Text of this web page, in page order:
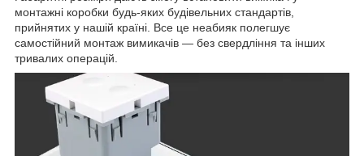
монтажні коробки будь-яких будівельних стандартів,
прийнятих у нашій країні. Все це неабияк полегшує
самостійний монтаж вимикачів — без свердління та інших
тривалих операцій.